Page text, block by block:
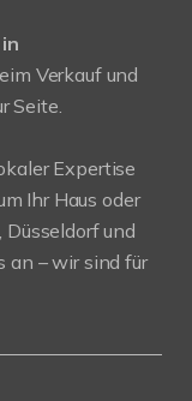
Verkauf und
Seite.
Expertise
Ihr Haus oder
und
an – wir sind für